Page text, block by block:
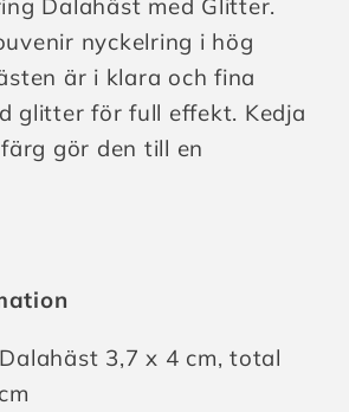
Dalahäst med Glitter.
nyckelring i hög
är i klara och fina
glitter för full effekt. Kedja
gör den till en
Dalahäst 3,7 x 4 cm, total